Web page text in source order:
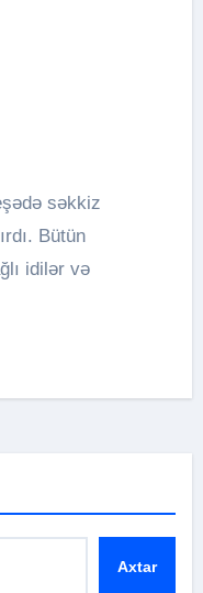
Bütün
idilər və
Axtar